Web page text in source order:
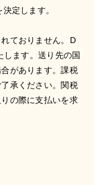
定します。
おりません。 D
ます。送り先の国
があります。課税
承ください。関税
の際に支払いを求